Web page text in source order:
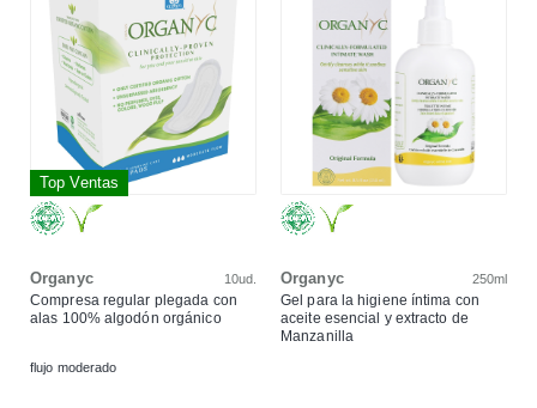
Top Ventas
Organyc 10ud.
Compresa regular plegada con
alas 100% algodón orgánico
flujo moderado
Organyc 250ml
Gel para la higiene íntima con
aceite esencial y extracto de
Manzanilla